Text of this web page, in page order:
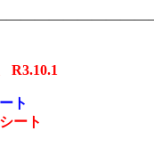
R3.10.1
ト
ート